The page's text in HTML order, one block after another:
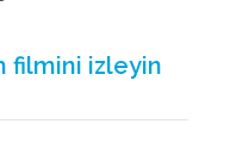
filmini izleyin